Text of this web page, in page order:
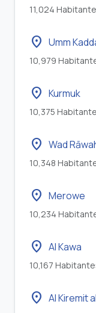
11,024
location_on Umm
10,979
location_on Kurmuk
10,375
location_on Wad
10,348
location_on Merowe
10,234
location_on Al Kawa
10,167
location_on Al Kiremit